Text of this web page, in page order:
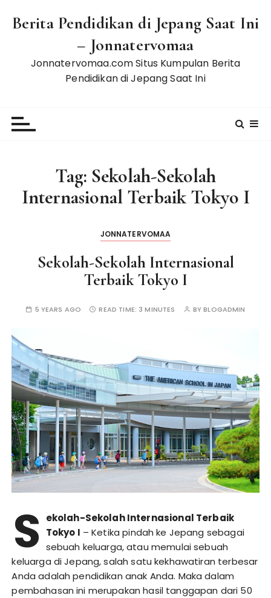
Berita Pendidikan di Jepang Saat Ini
– Jonnatervomaa
Jonnatervomaa.com Situs Kumpulan Berita
Pendidikan di Jepang Saat Ini
Tag: Sekolah-Sekolah
Internasional Terbaik Tokyo I
JONNATERVOMAA
Sekolah-Sekolah Internasional
Terbaik Tokyo I
5 YEARS AGO READ TIME: 3 MINUTES BYBLOGADMIN
S
ekolah-Sekolah Internasional Terbaik
Tokyo I – Ketika pindah ke Jepang sebagai
sebuah keluarga, atau memulai sebuah
keluarga di Jepang, salah satu kekhawatiran terbesar
Anda adalah pendidikan anak Anda. Maka dalam
pembahasan ini merupakan hasil tanggapan dari 50